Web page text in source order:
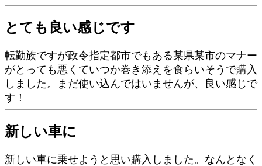
とても良い感じです
転勤族ですが政令指定都市でもある某県某市のマナー
がとっても悪くていつか巻き添えを食らいそうで購入
しました。まだ使い込んではいませんが、良い感じで
す！
新しい車に
新しい車に乗せようと思い購入しました。なんとなく